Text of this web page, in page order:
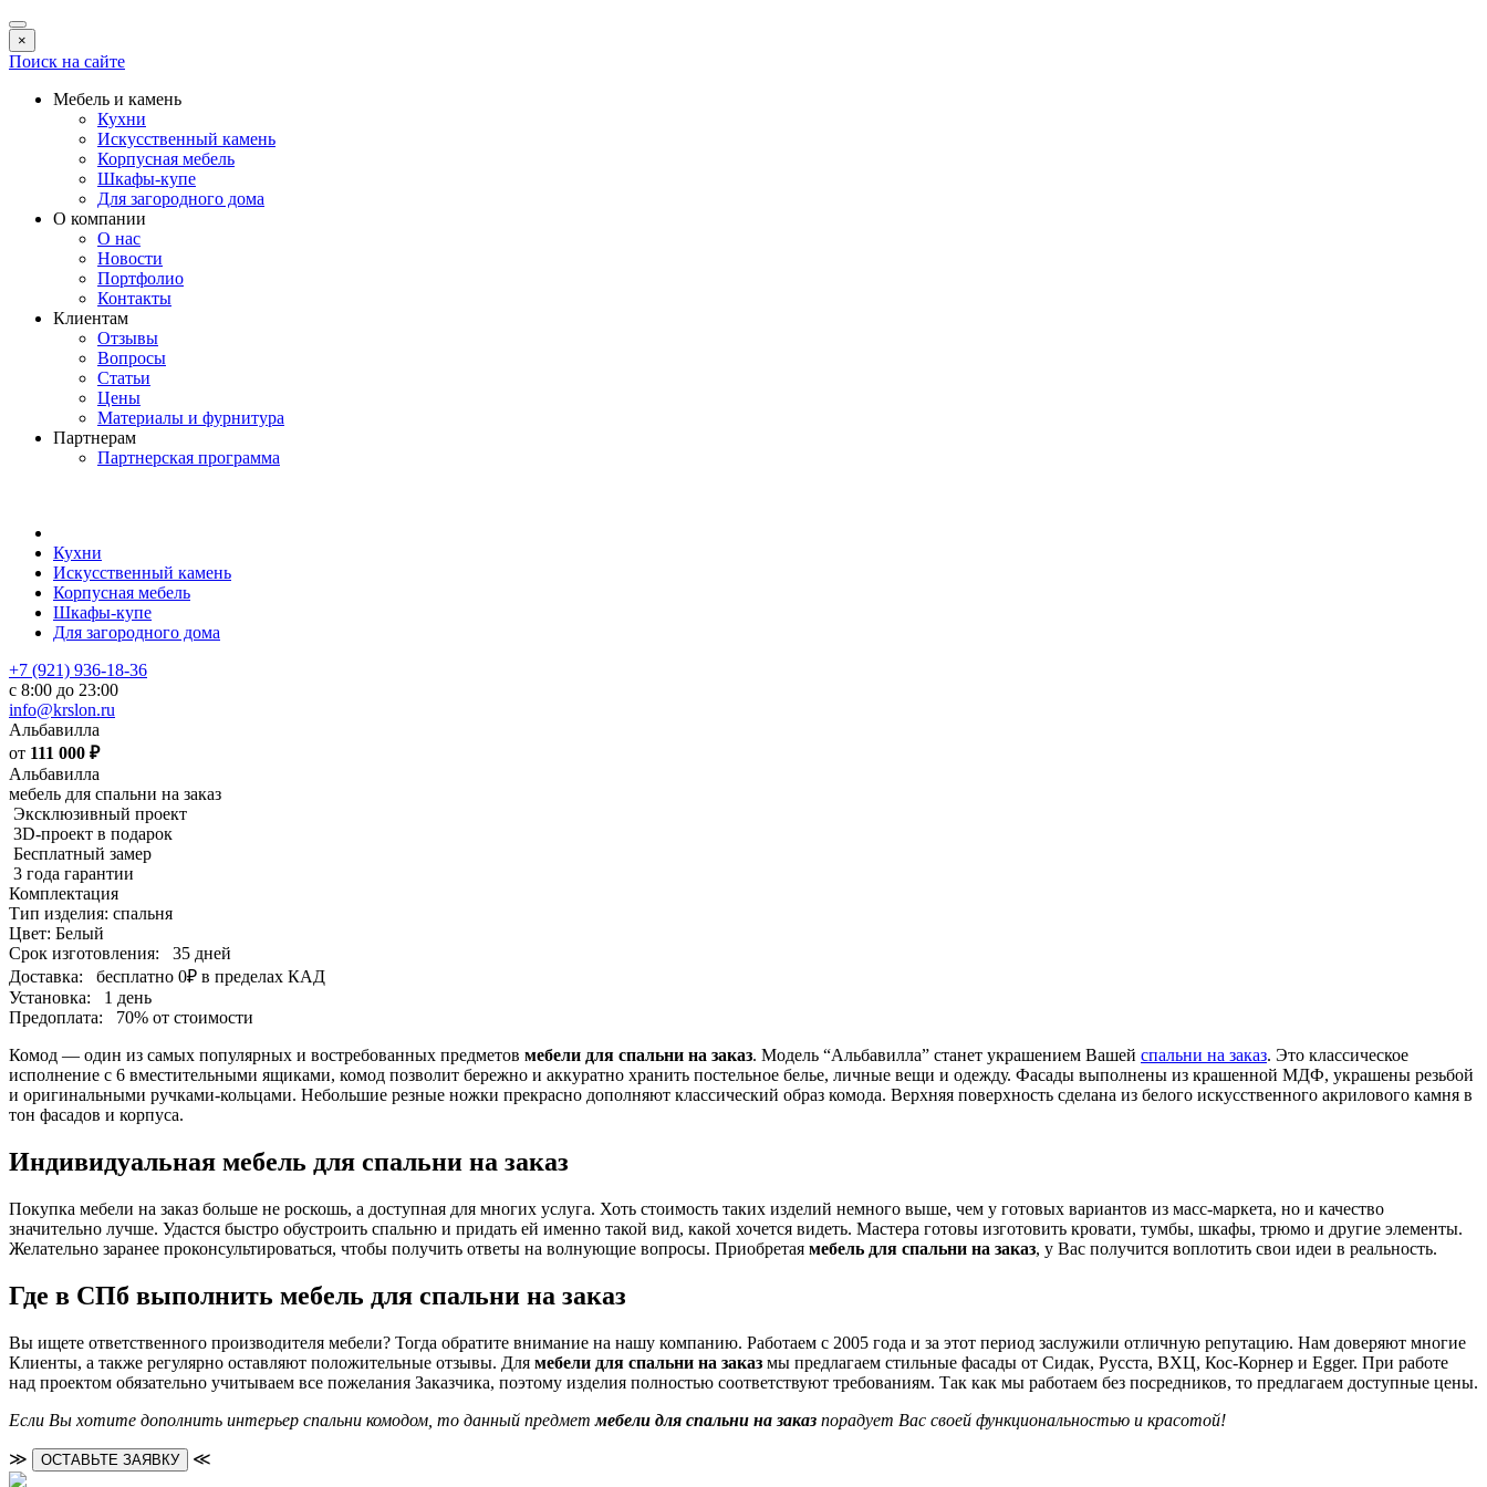
×
Поиск на сайте
Мебель и камень
Кухни
Искусственный камень
Корпусная мебель
Шкафы-купе
Для загородного дома
О компании
О нас
Новости
Портфолио
Контакты
Клиентам
Отзывы
Вопросы
Статьи
Цены
Материалы и фурнитура
Партнерам
Партнерская программа
Кухни
Искусственный камень
Корпусная мебель
Шкафы-купе
Для загородного дома
+7 (921) 936-18-36
с 8:00 до 23:00
info@krslon.ru
Альбавилла
от 111 000 ₽
Альбавилла
мебель для спальни на заказ
Эксклюзивный проект
3D-проект в подарок
Бесплатный замер
3 года гарантии
Комплектация
Тип изделия: спальня
Цвет: Белый
Срок изготовления:
35 дней
Доставка:
бесплатно 0₽ в пределах КАД
Установка:
1 день
Предоплата:
70% от стоимости
Комод — один из самых популярных и востребованных предметов мебели для спальни на заказ. Модель “Альбавилла” станет украшением Вашей спальни на заказ. Это классическое
исполнение с 6 вместительными ящиками, комод позволит бережно и аккуратно хранить постельное белье, личные вещи и одежду. Фасады выполнены из крашенной МДФ, украшены резьбой
и оригинальными ручками-кольцами. Небольшие резные ножки прекрасно дополняют классический образ комода. Верхняя поверхность сделана из белого искусственного акрилового камня в
тон фасадов и корпуса.
Индивидуальная мебель для спальни на заказ
Покупка мебели на заказ больше не роскошь, а доступная для многих услуга. Хоть стоимость таких изделий немного выше, чем у готовых вариантов из масс-маркета, но и качество
значительно лучше. Удастся быстро обустроить спальню и придать ей именно такой вид, какой хочется видеть. Мастера готовы изготовить кровати, тумбы, шкафы, трюмо и другие элементы.
Желательно заранее проконсультироваться, чтобы получить ответы на волнующие вопросы. Приобретая мебель для спальни на заказ, у Вас получится воплотить свои идеи в реальность.
Где в СПб выполнить мебель для спальни на заказ
Вы ищете ответственного производителя мебели? Тогда обратите внимание на нашу компанию. Работаем с 2005 года и за этот период заслужили отличную репутацию. Нам доверяют многие
Клиенты, а также регулярно оставляют положительные отзывы. Для мебели для спальни на заказ мы предлагаем стильные фасады от Сидак, Русста, ВХЦ, Кос-Корнер и Egger. При работе
над проектом обязательно учитываем все пожелания Заказчика, поэтому изделия полностью соответствуют требованиям. Так как мы работаем без посредников, то предлагаем доступные цены.
Если Вы хотите дополнить интерьер спальни комодом, то данный предметмебели для спальни на заказ порадует Вас своей функциональностью и красотой!
≫ ОСТАВЬТЕ ЗАЯВКУ ≪